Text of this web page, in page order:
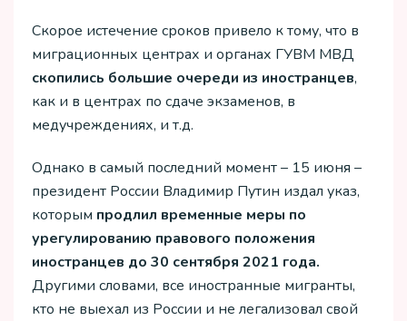
Скорое истечение сроков привело к тому, что в
миграционных центрах и органах ГУВМ МВД
скопились большие очереди из иностранцев,
как и в центрах по сдаче экзаменов, в
медучреждениях, и т.д.
Однако в самый последний момент – 15 июня –
президент России Владимир Путин издал указ,
которым продлил временные меры по
урегулированию правового положения
иностранцев до 30 сентября 2021 года.
Другими словами, все иностранные мигранты,
кто не выехал из России и не легализовал свой